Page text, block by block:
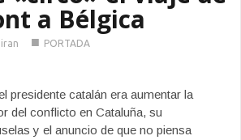
a Bélgica
■ PORTADA
presidente catalán era aumentar la
del conflicto en Cataluña, su
y el anuncio de que no piensa